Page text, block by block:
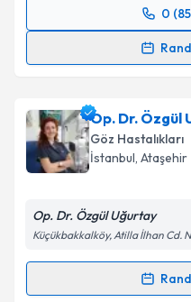
Takvim
0
Randevu Takvimi
takvim
E-posta Adresiniz
Kişisel verilerimin
Metni'ni okudum
kapsamda
Op. Dr. Özgül
Göz Hastalıkları
İstanbul, Ataşehir
Op. Dr. Özgül Uğurtay
Küçükbakkalköy, Atilla İlhan Cd.
Randevu Takvimi